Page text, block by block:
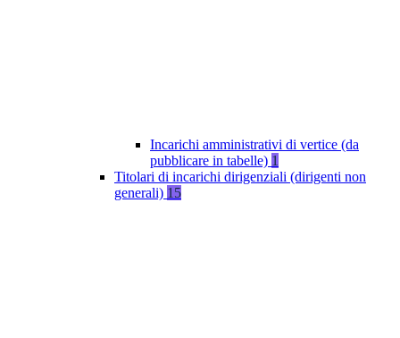
Incarichi amministrativi di vertice (da
pubblicare in tabelle) 1
Titolari di incarichi dirigenziali (dirigenti non
generali) 15